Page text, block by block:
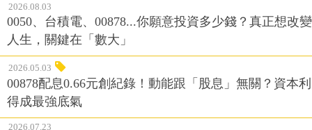
2026.08.03
0050、台積電、00878...你願意投資多少錢？真正想改變
人生，關鍵在「數大」
2026.05.03
00878配息0.66元創紀錄！動能跟「股息」無關？資本利
得成最強底氣
2026.07.23